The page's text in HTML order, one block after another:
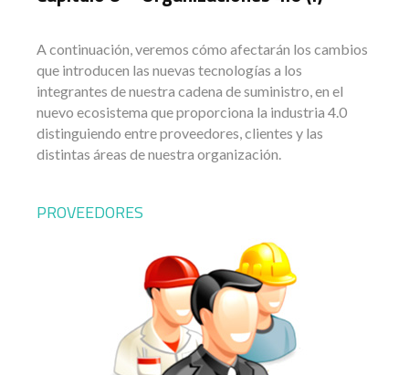
A continuación, veremos cómo afectarán los cambios
que introducen las nuevas tecnologías a los
integrantes de nuestra cadena de suministro, en el
nuevo ecosistema que proporciona la industria 4.0
distinguiendo entre proveedores, clientes y las
distintas áreas de nuestra organización.
PROVEEDORES